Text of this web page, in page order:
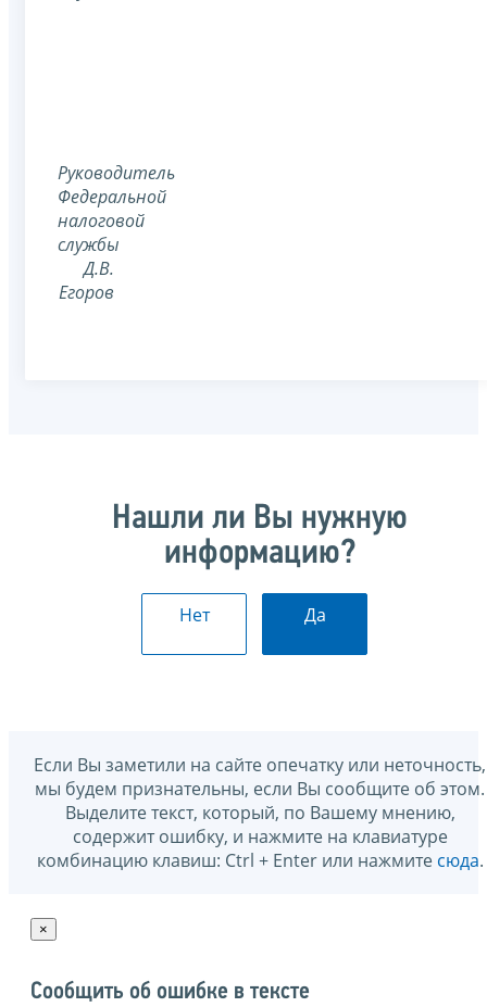
Руководитель
Федеральной
налоговой
службы
Д.В.
Егоров
Нашли ли Вы нужную
информацию?
Нет Да
Если Вы заметили на сайте опечатку или неточность,
мы будем признательны, если Вы сообщите об этом.
Выделите текст, который, по Вашему мнению,
содержит ошибку, и нажмите на клавиатуре
комбинацию клавиш: Ctrl + Enter или нажмите сюда.
×
Сообщить об ошибке в тексте